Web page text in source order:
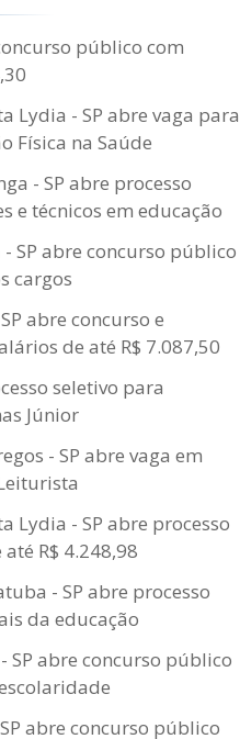
público com
Lydia - SP abre vaga para
Física na Saúde
- SP abre processo
e técnicos em educação
SP abre concurso público
cargos
abre concurso e
de até R$ 7.087,50
seletivo para
Júnior
- SP abre vaga em
Lydia - SP abre processo
R$ 4.248,98
- SP abre processo
da educação
SP abre concurso público
abre concurso público